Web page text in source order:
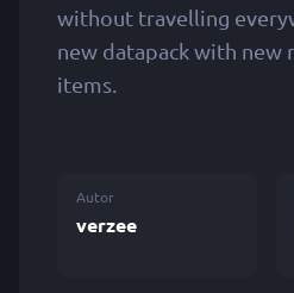
without travelling
new datapack with new
items.
Autor
verzee